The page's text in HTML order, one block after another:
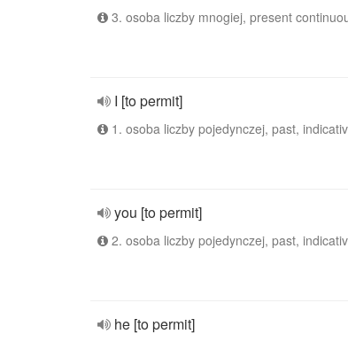
3. osoba liczby mnogiej, present
I [to permit]
1. osoba liczby pojedynczej, past,
you [to permit]
2. osoba liczby pojedynczej, past,
he [to permit]